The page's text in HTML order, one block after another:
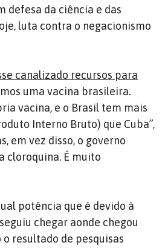
defesa da ciência e das
luta contra o negacionismo
canalizado recursos para
uma vacina brasileira.
vacina, e o Brasil tem mais
Interno Bruto) que Cuba”,
em vez disso, o governo
cloroquina. É muito
potência que é devido à
chegar aonde chegou
resultado de pesquisas